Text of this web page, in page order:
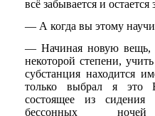
всё забывается и остается
— А когда вы этому
— Начиная новую вещь,
некоторой степени,
субстанция находится
только выбрал я это
состоящее из
бессонных